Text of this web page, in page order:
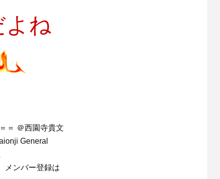
よね
＝ ＠西園寺貴文
General
メンバー登録は